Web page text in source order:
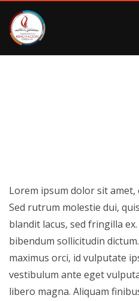
Lorem ipsum dolor sit
Sed rutrum molestie dui,
blandit lacus, sed fringilla
bibendum sollicitudin
maximus orci, id vulputate
vestibulum ante eget
libero magna. Aliquam